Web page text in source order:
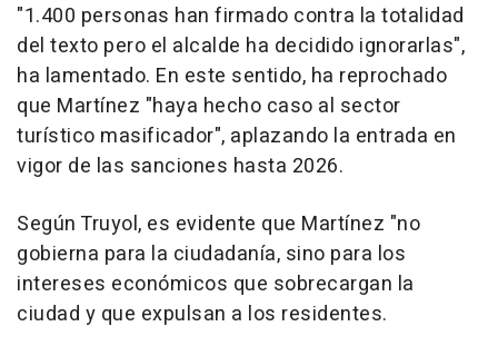
"1.400 personas han firmado contra la totalidad
del texto pero el alcalde ha decidido ignorarlas",
ha lamentado. En este sentido, ha reprochado
que Martínez "haya hecho caso al sector
turístico masificador", aplazando la entrada en
vigor de las sanciones hasta 2026.
Según Truyol, es evidente que Martínez "no
gobierna para la ciudadanía, sino para los
intereses económicos que sobrecargan la
ciudad y que expulsan a los residentes.